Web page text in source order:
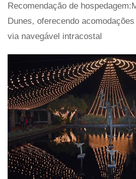
Recomendação de
Dunes, oferecendo
via navegável intracostal